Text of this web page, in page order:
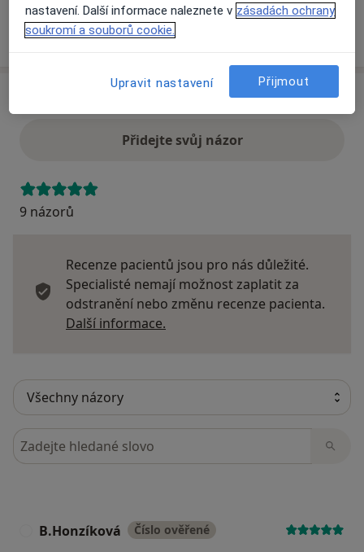
Více
Přidejte svůj názor
9 názorů
Recenze pacientů jsou pro nás důležité.
Specialisté nemají možnost zaplatit za
odstranění nebo změnu recenze pacienta.
Další informace.
Hledejte v názorech
B.Honzíková Číslo ověřené
nastavení. Další informace naleznete v zásadách ochrany
soukromí a souborů cookie.
Upravit nastavení Přijmout